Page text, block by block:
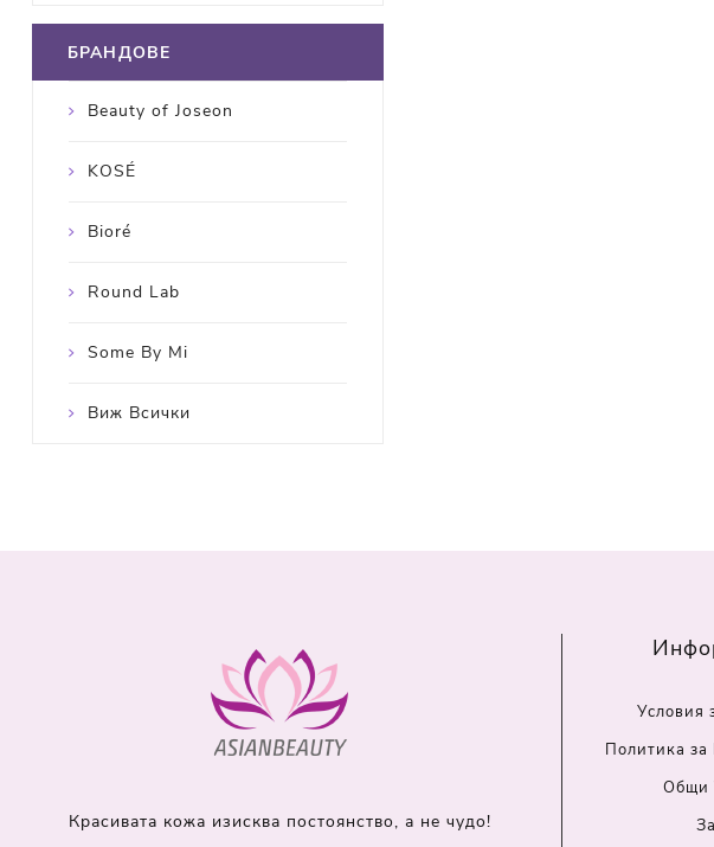
БРАНДОВЕ
Beauty of Joseon
KOSÉ
Bioré
Round Lab
Some By Mi
Виж Всички
Красивата кожа изисква постоянство, а не чудо!
Условия
Политика за
Общи